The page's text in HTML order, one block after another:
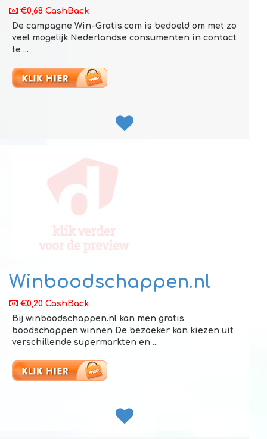
€0,68 CashBack
De campagne Win-Gratis.com is bedoeld om met zo
veel mogelijk Nederlandse consumenten in contact
te ...
Winboodschappen.nl
€0,20 CashBack
Bij winboodschappen.nl kan men gratis
boodschappen winnen De bezoeker kan kiezen uit
verschillende supermarkten en ...